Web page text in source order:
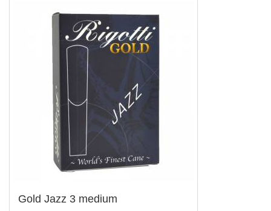
Gold Jazz 3 medium